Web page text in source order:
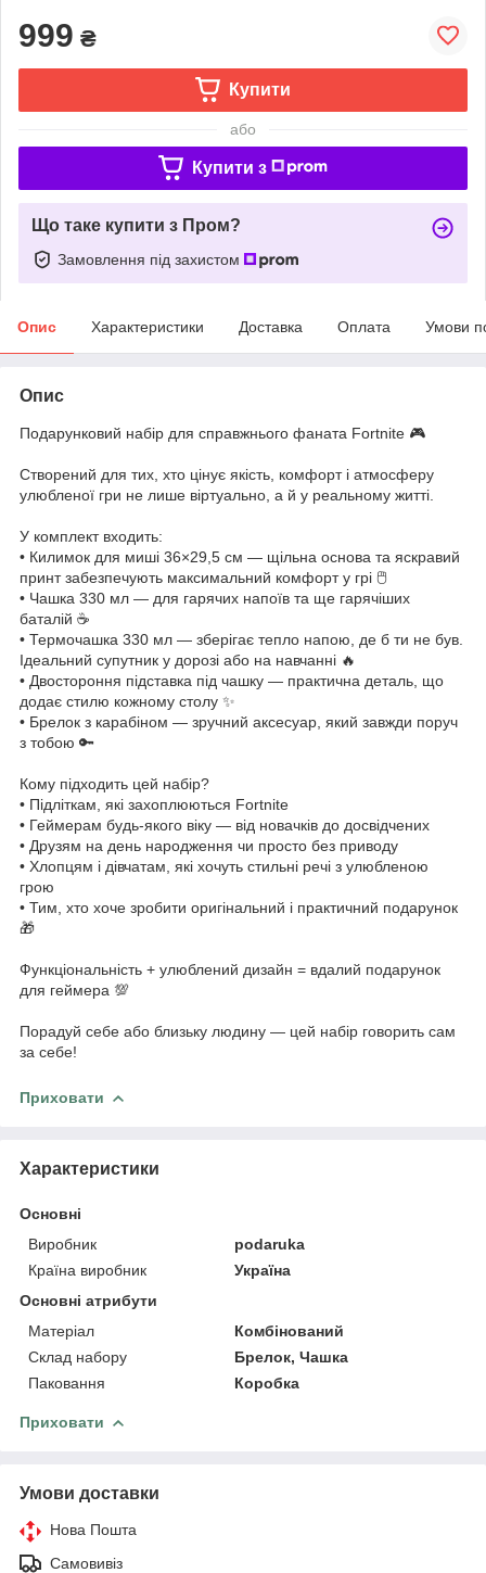
999 ₴
Купити
або
Купити з
Що таке купити з Пром?
Замовлення під захистом
Опис Характеристики Доставка Оплата Умови
Опис
Подарунковий набір для справжнього фаната Fortnite 🎮
Створений для тих, хто цінує якість, комфорт і атмосферу
улюбленої гри не лише віртуально, а й у реальному житті.
У комплект входить:
• Килимок для миші 36×29,5 см — щільна основа та яскравий
принт забезпечують максимальний комфорт у грі 🖱️
• Чашка 330 мл — для гарячих напоїв та ще гарячіших
баталій ☕️
• Термочашка 330 мл — зберігає тепло напою, де б ти не був.
Ідеальний супутник у дорозі або на навчанні 🔥
• Двостороння підставка під чашку — практична деталь, що
додає стилю кожному столу ✨
• Брелок з карабіном — зручний аксесуар, який завжди поруч
з тобою 🔑
Кому підходить цей набір?
• Підліткам, які захоплюються Fortnite
• Геймерам будь-якого віку — від новачків до досвідчених
• Друзям на день народження чи просто без приводу
• Хлопцям і дівчатам, які хочуть стильні речі з улюбленою
грою
• Тим, хто хоче зробити оригінальний і практичний подарунок
🎁
Функціональність + улюблений дизайн = вдалий подарунок
для геймера 💯
Порадуй себе або близьку людину — цей набір говорить сам
за себе!
Приховати
Характеристики
Основні
Виробник
podaruka
Країна виробник
Україна
Основні атрибути
Матеріал
Комбінований
Склад набору
Брелок, Чашка
Паковання
Коробка
Приховати
Умови доставки
Нова Пошта
Самовивіз